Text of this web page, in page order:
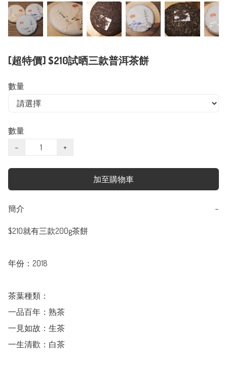
[超特價] $210試晒三款普洱茶餅
數量
數量
−
+
加至購物車
簡介 −
$210就有三款200g茶餅
年份：2018
茶葉種類：
一品百年：熟茶
一見如故：生茶
一生清歡：白茶